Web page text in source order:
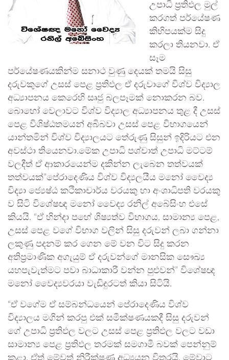
උපාධි ප්‍රතිඵල මුල්
කරගත් පර්යේෂණ
කිහිපයක්ම සිදු
කරලා තියනවා. ඒ
සෑම
පර්යේෂණයකින්ම සනාථ වුණු දෙයක් තමයි සිසු
දරුවකුගේ උසස් පෙළ ප්‍රතිඵල ඒ දරුවාගේ විශ්ව විද්‍යාල
අධ්‍යාපනය කෙරෙහි සෘජු බලපෑමක් නොකරන බව.
බොහෝ වෙලාවට විශ්ව විද්‍යාල අධ්‍යාපනය තුළ දී උසස්
පෙළ විශිෂ්ඨතමයන් අබිබවා උසස් පෙළ විභාගයෙන්
යාන්තමින් විශ්ව විද්‍යාලයට තේරුණු සිසුන් ඉදිරියට එන
අවස්ථා තියෙනවා.මේක උපාධි පශ්චාත් උපාධි මට්ටම්
වලදීත් ඒ ආකාරයෙන්ම දකින්න ලැබෙන තත්වයක්
තත්වයක්”පේරාදෙණිය විශ්ව විද්‍යලයීය මනෝ වෛද්‍ය
විද්‍යා ජ්‍යෙෂ්ඨ කථිකාචාර්ය වරයකු හා අංශාධිපති වරයකු
ව සිටි විශේෂඥ මනෝ වෛද්‍ය රනිල් අබේසිංහ එසේ
කියයි. “ඒ හින්දා පහේ ශිෂ්‍යත්ව විභාගය, සාමාන්‍ය පෙළ,
උසස් පෙළ වගේ විභාග වලින් සිසු දරුවන් ලබා ගන්නා
ලකුණු පදනම් කර ගෙන මේ වන විට සිදු කරන
අතිප්‍රමාණික අගැයුම් ඒ දරුවන්ගේ මානසික සෞඛ්‍ය
යහපැවැත්මට පවා බාධාකාරී වන්න පුළුවන්” විශේෂඥ
මනෝ වෛද්‍යවරයා වැඩිදුරටත් කියා සිටියි.
“ඒ වගේම ඒ සම්බන්ධයෙන් පේරාදෙණිය විශ්ව
විද්‍යාලය මගින් කරපු එක් සමීක්ෂණයකදී සිසු දරුවන්
ගේ උපාධි ප්‍රතිඵල වලට උසස් පෙළ ප්‍රතිඵල වලට වඩා
සාමාන්‍ය පෙළ ප්‍රතිඵල තරමක් සමගාමී බවක් පෙන්නුම්
කළා. ඒත් මේවත් නිරීක්ෂණ අධ්‍යයන විතරයි. මේවාට